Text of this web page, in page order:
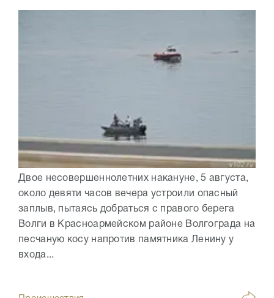
Двое несовершеннолетних накануне, 5 августа,
около девяти часов вечера устроили опасный
заплыв, пытаясь добраться с правого берега
Волги в Красноармейском районе Волгограда на
песчаную косу напротив памятника Ленину у
входа...